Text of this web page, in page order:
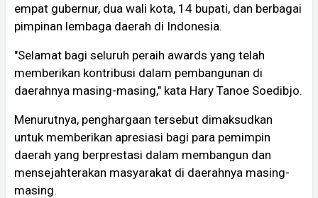
empat gubernur, dua wali kota, 14 bupati, dan berbagai
pimpinan lembaga daerah di Indonesia.
"Selamat bagi seluruh peraih awards yang telah
memberikan kontribusi dalam pembangunan di
daerahnya masing-masing," kata Hary Tanoe Soedibjo.
Menurutnya, penghargaan tersebut dimaksudkan
untuk memberikan apresiasi bagi para pemimpin
daerah yang berprestasi dalam membangun dan
mensejahterakan masyarakat di daerahnya masing-
masing.